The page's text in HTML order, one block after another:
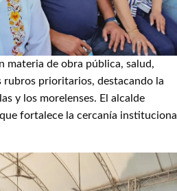
materia de obra pública, salud,
prioritarios, destacando la
y los morelenses. El alcalde
fortalece la cercanía institucional